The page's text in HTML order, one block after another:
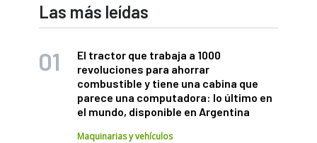
Las más leídas
El tractor que trabaja a 1000
revoluciones para ahorrar
combustible y tiene una cabina que
parece una computadora: lo último en
el mundo, disponible en Argentina
Maquinarias y vehículos